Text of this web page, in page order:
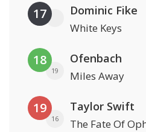
17 Dominic Fike
White Keys
18
19
Ofenbach
Miles Away
19
16
Taylor Swift
The Fate Of